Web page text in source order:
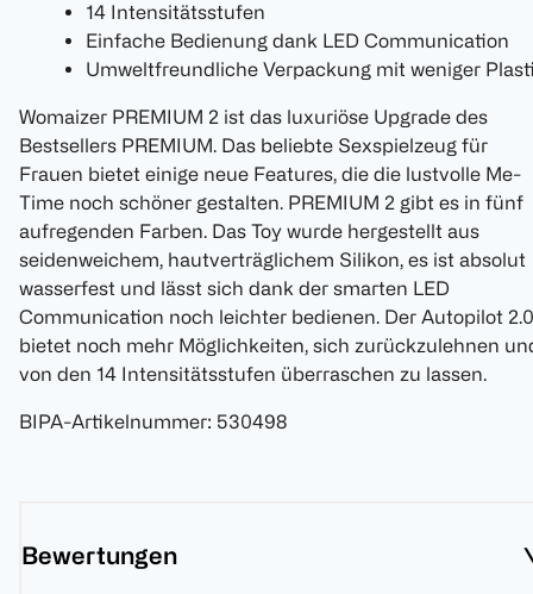
14 Intensitätsstufen
Einfache Bedienung dank LED Communication
Umweltfreundliche Verpackung mit weniger
Womaizer PREMIUM 2 ist das luxuriöse Upgrade des
Bestsellers PREMIUM. Das beliebte Sexspielzeug für
Frauen bietet einige neue Features, die die lustvolle Me-
Time noch schöner gestalten. PREMIUM 2 gibt es in fünf
aufregenden Farben. Das Toy wurde hergestellt aus
seidenweichem, hautverträglichem Silikon, es ist absolut
wasserfest und lässt sich dank der smarten LED
Communication noch leichter bedienen. Der Autopilot 2.0
bietet noch mehr Möglichkeiten, sich zurückzulehnen
von den 14 Intensitätsstufen überraschen zu lassen.
BIPA-Artikelnummer: 530498
Bewertungen